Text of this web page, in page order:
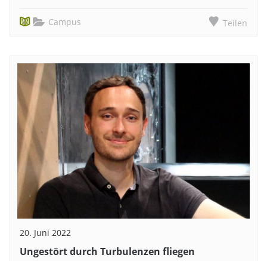
Campus Teilen
20. Juni 2022
Ungestört durch Turbulenzen fliegen